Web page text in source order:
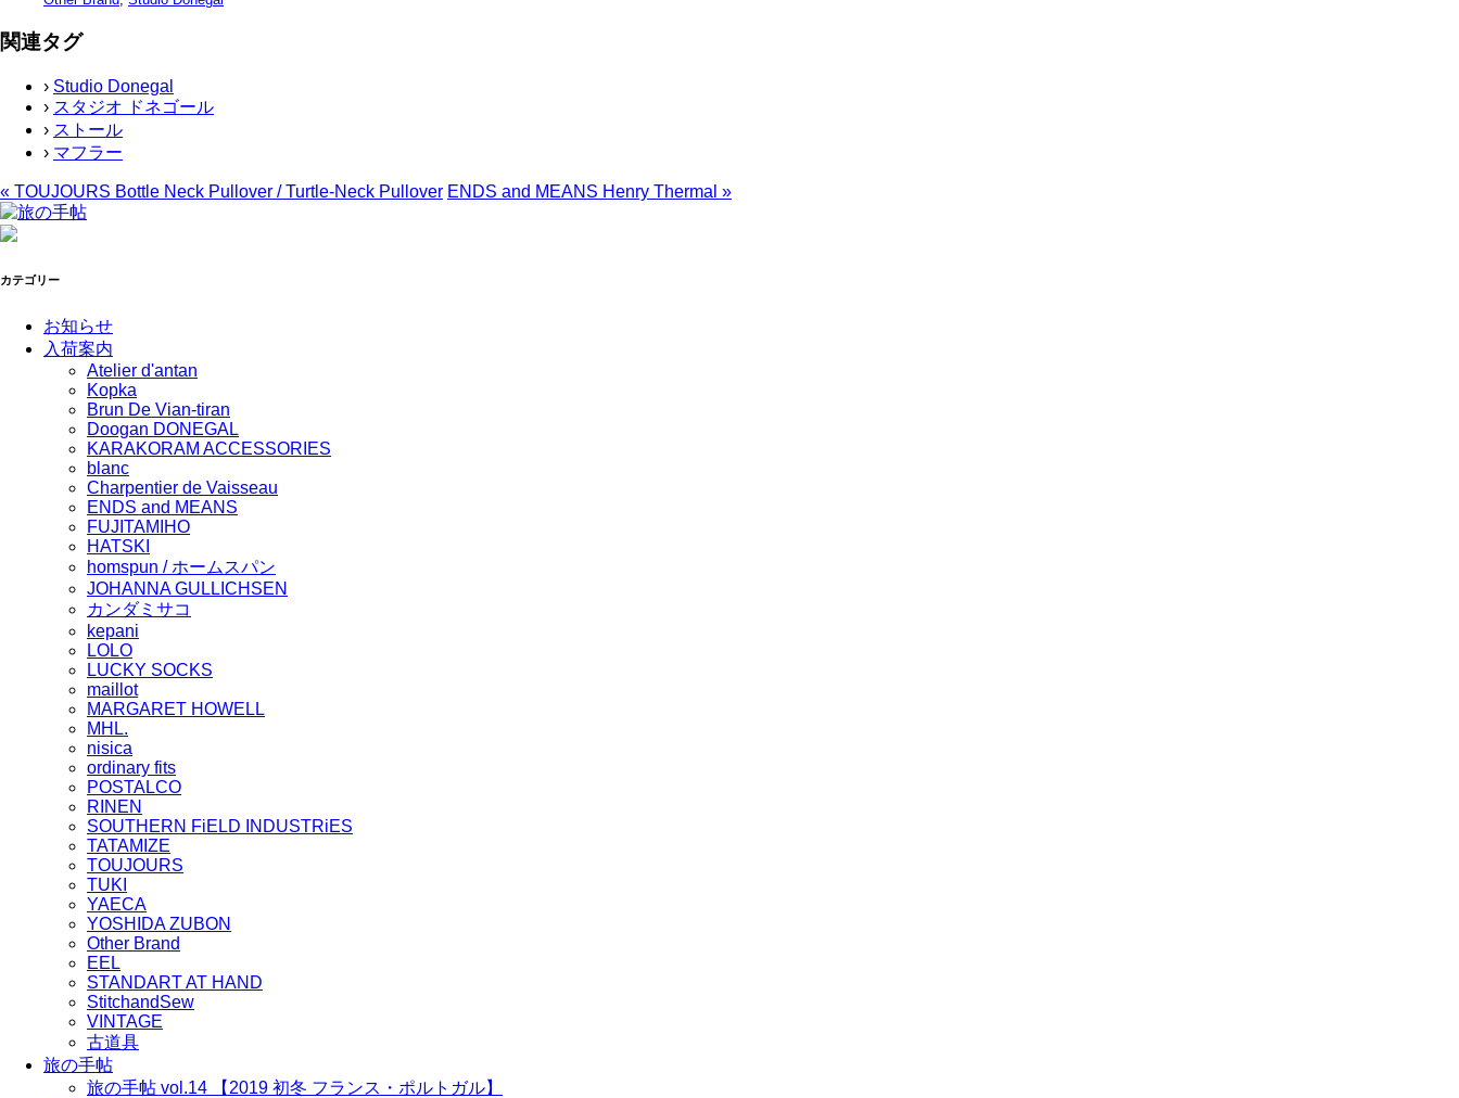
関連タグ
› Studio Donegal
› スタジオ ドネゴール
› ストール
› マフラー
« TOUJOURS Bottle Neck Pullover / Turtle-Neck Pullover ENDS and MEANS Henry Thermal »
カテゴリー
お知らせ
入荷案内
Atelier d'antan
Kopka
Brun De Vian-tiran
Doogan DONEGAL
KARAKORAM ACCESSORIES
blanc
Charpentier de Vaisseau
ENDS and MEANS
FUJITAMIHO
HATSKI
homspun / ホームスパン
JOHANNA GULLICHSEN
カンダミサコ
kepani
LOLO
LUCKY SOCKS
maillot
MARGARET HOWELL
MHL.
nisica
ordinary fits
POSTALCO
RINEN
SOUTHERN FiELD INDUSTRiES
TATAMIZE
TOUJOURS
TUKI
YAECA
YOSHIDA ZUBON
Other Brand
EEL
STANDART AT HAND
StitchandSew
VINTAGE
古道具
旅の手帖
旅の手帖 vol.14 【2019 初冬 フランス・ポルトガル】